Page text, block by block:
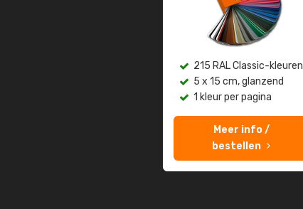
215 RAL Classic-kleuren
5 x 15 cm, glanzend
1 kleur per pagina
Meer info /
bestellen